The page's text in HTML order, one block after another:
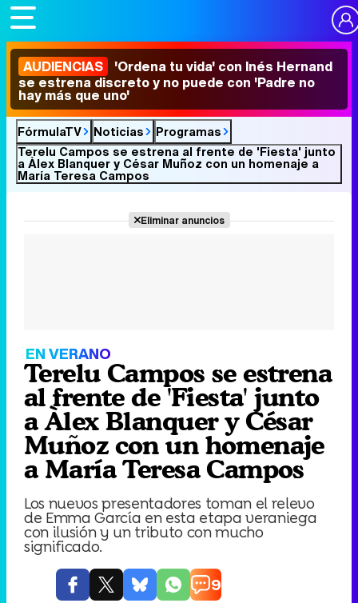
AUDIENCIAS 'Ordena tu vida' con Inés Hernand
se estrena discreto y no puede con 'Padre no
hay más que uno'
FórmulaTV Noticias
Programas
Terelu Campos se estrena al frente de 'Fiesta' junto
a Àlex Blanquer y César Muñoz con un homenaje a
María Teresa Campos
Eliminar anuncios
EN VERANO
Terelu Campos se estrena
al frente de 'Fiesta' junto
a Àlex Blanquer y César
Muñoz con un homenaje
a María Teresa Campos
Los nuevos presentadores toman el relevo
de Emma García en esta etapa veraniega
con ilusión y un tributo con mucho
significado.
9